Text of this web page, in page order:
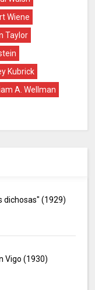
Wiene
Taylor
Kubrick
A. Wellman
dichosas" (1929)
Vigo (1930)